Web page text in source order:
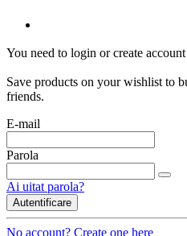
You need to login or create account
Save products on your wishlist to
friends.
E-mail
Parola
Ai uitat parola?
Autentificare
No account? Create one here